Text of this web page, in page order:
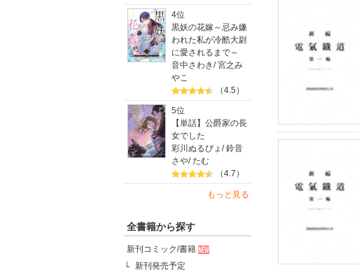
4位
黒妖の花嫁～忌み嫌
われた私が冷酷大尉
に愛されるまで～
音中さわき/宮之み
やこ
（4.5）
5位
【単話】公爵家の長
女でした
彩川ぬるぴょ /鈴音
さや/たむ
（4.7）
もっと見る
全書籍から探す
新刊コミック/書籍
新刊発売予定